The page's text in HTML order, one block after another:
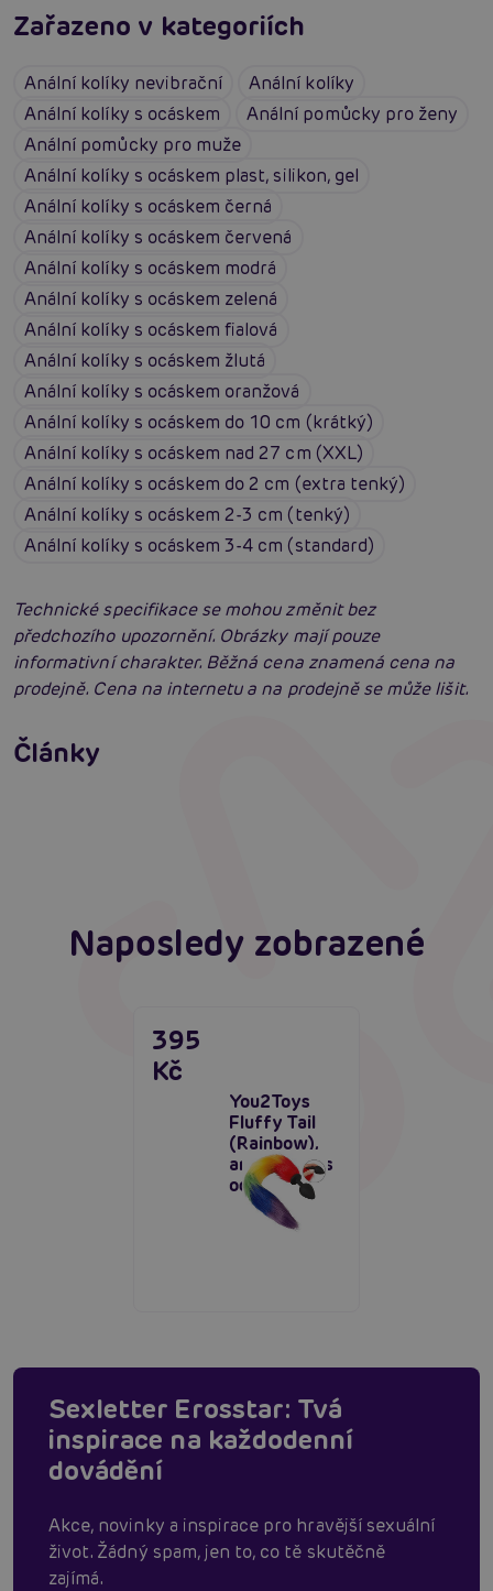
Zařazeno v kategoriích
Anální kolíky nevibrační
Anální kolíky
Anální kolíky s ocáskem
Anální pomůcky pro ženy
Anální pomůcky pro muže
Anální kolíky s ocáskem plast, silikon, gel
Anální kolíky s ocáskem černá
Anální kolíky s ocáskem červená
Anální kolíky s ocáskem modrá
Anální kolíky s ocáskem zelená
Anální kolíky s ocáskem fialová
Anální kolíky s ocáskem žlutá
Anální kolíky s ocáskem oranžová
Anální kolíky s ocáskem do 10 cm (krátký)
Anální kolíky s ocáskem nad 27 cm (XXL)
Anální kolíky s ocáskem do 2 cm (extra tenký)
Anální kolíky s ocáskem 2-3 cm (tenký)
Anální kolíky s ocáskem 3-4 cm (standard)
Technické specifikace se mohou změnit bez
předchozího upozornění. Obrázky mají pouze
informativní charakter. Běžná cena znamená cena na
prodejně. Cena na internetu a na prodejně se může lišit.
Články
Příprava na anální sex: Tipy krok za krokem
Číst více
Erotická inteligence: Příručka Sexiomů
Naposledy zobrazené
You2Toys
Fluffy Tail
(Rainbow),
anální kolík s
ocasem
395
Kč
Sexletter Erosstar: Tvá
inspirace na každodenní
dovádění
Akce, novinky a inspirace pro hravější sexuální
život. Žádný spam, jen to, co tě skutěčně
zajímá.